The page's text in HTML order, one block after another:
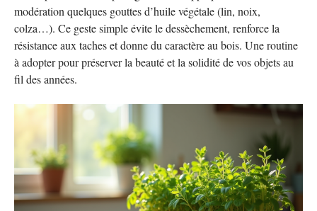
modération quelques gouttes d’huile végétale (lin, noix,
colza…). Ce geste simple évite le dessèchement, renforce la
résistance aux taches et donne du caractère au bois. Une routine
à adopter pour préserver la beauté et la solidité de vos objets au
fil des années.